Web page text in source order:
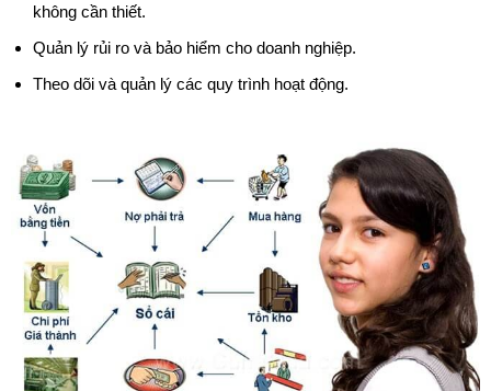
không cần thiết.
Quản lý rủi ro và bảo hiểm cho doanh nghiệp.
Theo dõi và quản lý các quy trình hoạt động.